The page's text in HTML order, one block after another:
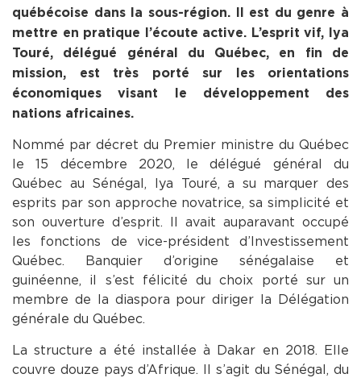
québécoise dans la sous-région. Il est du genre à
mettre en pratique l’écoute active. L’esprit vif, Iya
Touré, délégué général du Québec, en fin de
mission, est très porté sur les orientations
économiques visant le développement des
nations africaines.
Nommé par décret du Premier ministre du Québec
le 15 décembre 2020, le délégué général du
Québec au Sénégal, Iya Touré, a su marquer des
esprits par son approche novatrice, sa simplicité et
son ouverture d’esprit. Il avait auparavant occupé
les fonctions de vice-président d’Investissement
Québec. Banquier d’origine sénégalaise et
guinéenne, il s’est félicité du choix porté sur un
membre de la diaspora pour diriger la Délégation
générale du Québec.
La structure a été installée à Dakar en 2018. Elle
couvre douze pays d’Afrique. Il s’agit du Sénégal, du